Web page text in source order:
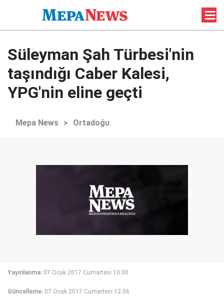
Süleyman Şah Türbesi'nin
taşındığı Caber Kalesi,
YPG'nin eline geçti
Mepa News > Ortadoğu
Yayınlanma: 07 Ocak 2017 Cumartesi 10:00
Güncelleme: 07 Ocak 2017 Cumartesi 12:06